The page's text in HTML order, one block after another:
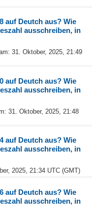
auf Deutch aus? Wie
ausschreiben, in
31. Oktober, 2025, 21:49
auf Deutch aus? Wie
ausschreiben, in
31. Oktober, 2025, 21:48
auf Deutch aus? Wie
ausschreiben, in
2025, 21:34 UTC (GMT)
auf Deutch aus? Wie
ausschreiben, in